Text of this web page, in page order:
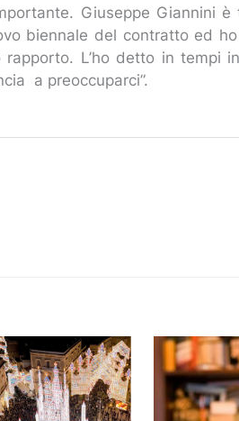
Giuseppe Giannini
biennale del contratto ed
L’ho detto in tempi
a preoccuparci”.